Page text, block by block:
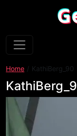
Home KathiBerg_90